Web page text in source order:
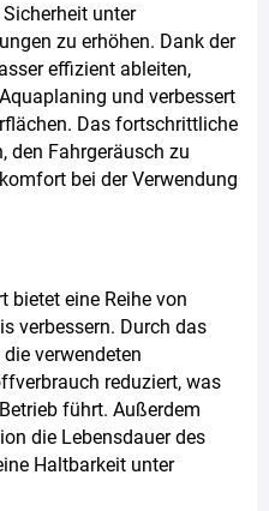
unter
zu erhöhen. Dank der
effizient ableiten,
und verbessert
Das fortschrittliche
den Fahrgeräusch zu
bei der Verwendung
bietet eine Reihe von
verbessern. Durch das
verwendeten
reduziert, was
führt. Außerdem
die Lebensdauer des
Haltbarkeit unter